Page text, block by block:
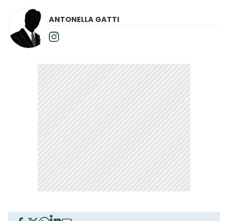
ANTONELLA GATTI